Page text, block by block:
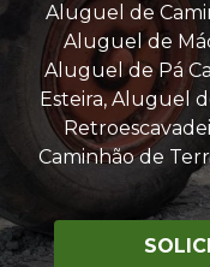
Aluguel de
Aluguel de
Aluguel de Pá
Esteira, Aluguel
Caminhão de